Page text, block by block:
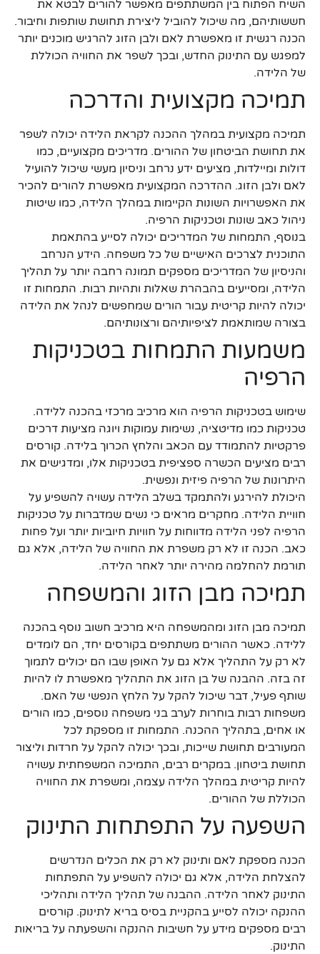
השיח הפתוח בין המשתתפים מאפשר להורים לבטא את
חששותיהם, מה שיכול להוביל ליצירת תחושת שותפות וחיבור.
הכנה רגשית זו מאפשרת לאם ולבן הזוג להרגיש מוכנים יותר
למפגש עם התינוק החדש, ובכך לשפר את החוויה הכוללת
של הלידה.
תמיכה מקצועית והדרכה
תמיכה מקצועית במהלך ההכנה לקראת הלידה יכולה לשפר
את תחושת הביטחון של ההורים. מדריכים מקצועיים, כמו
דולות ומיילדות, מציעים ידע נרחב וניסיון מעשי שיכול להועיל
לאם ולבן הזוג. ההדרכה המקצועית מאפשרת להורים להכיר
את האפשרויות השונות הקיימות במהלך הלידה, כמו שיטות
ניהול כאב שונות וטכניקות הרפיה.
בנוסף, התמחות של המדריכים יכולה לסייע בהתאמת
התוכנית לצרכים האישיים של כל משפחה. הידע הנרחב
והניסיון של המדריכים מספקים תמונה רחבה יותר על תהליך
הלידה, ומסייעים בהבהרת שאלות ותהיות רבות. התמחות זו
יכולה להיות קריטית עבור הורים שמחפשים לנהל את הלידה
בצורה שמותאמת לציפיותיהם ורצונותיהם.
משמעות התמחות בטכניקות
הרפיה
שימוש בטכניקות הרפיה הוא מרכיב מרכזי בהכנה ללידה.
טכניקות כמו מדיטציה, נשימות עמוקות ויוגה מציעות דרכים
פרקטיות להתמודד עם הכאב והלחץ הכרוך בלידה. קורסים
רבים מציעים הכשרה ספציפית בטכניקות אלו, ומדגישים את
היתרונות של הרפיה פיזית ונפשית.
היכולת להירגע ולהתמקד בשלב הלידה עשויה להשפיע על
חוויית הלידה. מחקרים מראים כי נשים שמדברות על טכניקות
הרפיה לפני הלידה מדווחות על חוויות חיוביות יותר ועל פחות
כאב. הכנה זו לא רק משפרת את החוויה של הלידה, אלא גם
תורמת להחלמה מהירה יותר לאחר הלידה.
תמיכה מבן הזוג והמשפחה
תמיכה מבן הזוג ומהמשפחה היא מרכיב חשוב נוסף בהכנה
ללידה. כאשר ההורים משתתפים בקורסים יחד, הם לומדים
לא רק על התהליך אלא גם על האופן שבו הם יכולים לתמוך
זה בזה. ההבנה של בן הזוג את התהליך מאפשרת לו להיות
שותף פעיל, דבר שיכול להקל על הלחץ הנפשי של האם.
משפחות רבות בוחרות לערב בני משפחה נוספים, כמו הורים
או אחים, בתהליך ההכנה. התמחות זו מספקת לכל
המעורבים תחושת שייכות, ובכך יכולה להקל על חרדות וליצור
תחושת ביטחון. במקרים רבים, התמיכה המשפחתית עשויה
להיות קריטית במהלך הלידה עצמה, ומשפרת את החוויה
הכוללת של ההורים.
השפעה על התפתחות התינוק
הכנה מספקת לאם ותינוק לא רק את הכלים הנדרשים
להצלחת הלידה, אלא גם יכולה להשפיע על התפתחות
התינוק לאחר הלידה. ההבנה של תהליך הלידה ותהליכי
ההנקה יכולה לסייע בהקניית בסיס בריא לתינוק. קורסים
רבים מספקים מידע על חשיבות ההנקה והשפעתה על בריאות
התינוק.